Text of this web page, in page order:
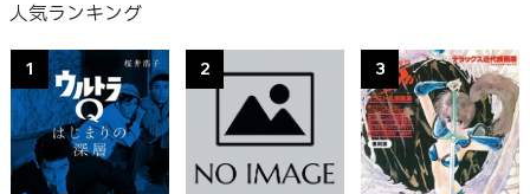
人気ランキング
1 2 3